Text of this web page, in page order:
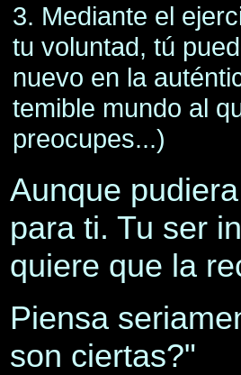
3. Mediante el
tu voluntad, tú
nuevo en la
temible mundo al
preocupes...)
Aunque
para ti. Tu ser
quiere que la
Piensa
son ciertas?"